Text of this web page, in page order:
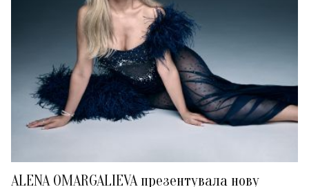
ALENA OMARGALIEVA презентувала нову